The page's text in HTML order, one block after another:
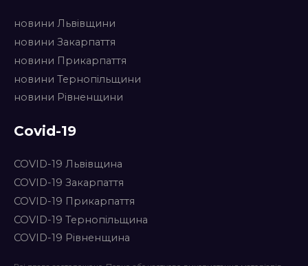
новини Львівщини
новини Закарпаття
новини Прикарпаття
новини Тернопільщини
новини Рівненщини
Covid-19
COVID-19 Львівщина
COVID-19 Закарпаття
COVID-19 Прикарпаття
COVID-19 Тернопільщина
COVID-19 Рівненщина